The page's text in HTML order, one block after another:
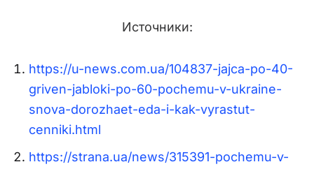
Источники:
https://u-news.com.ua/104837-jajca-po-40-
griven-jabloki-po-60-pochemu-v-ukraine-
snova-dorozhaet-eda-i-kak-vyrastut-
cenniki.html
https://strana.ua/news/315391-pochemu-v-